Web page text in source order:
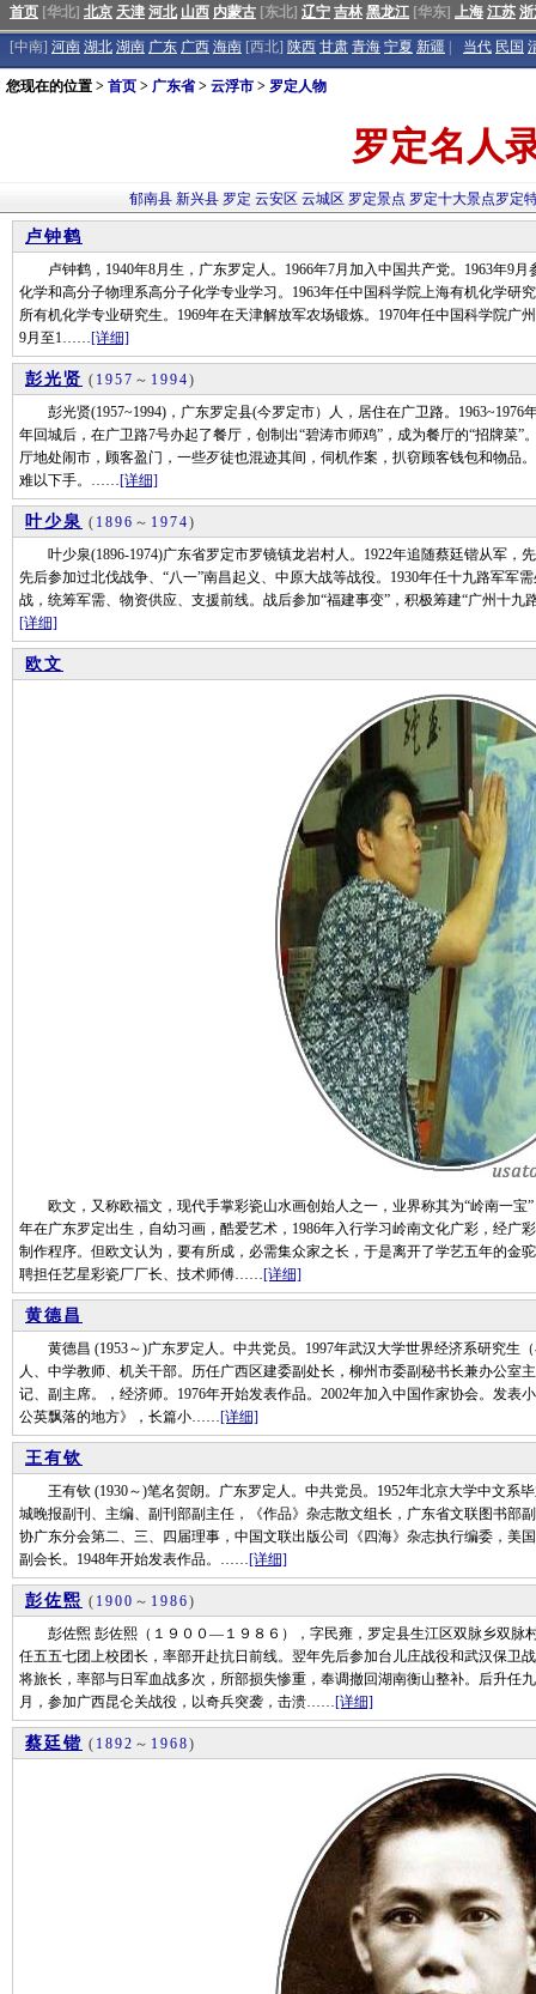
首页 [华北] 北京 天津 河北 山西 内蒙古 [东北] 辽宁 吉林 黑龙江 [华东] 上海 江苏
[中南] 河南 湖北 湖南 广东 广西 海南 [西北] 陕西 甘肃 青海 宁夏 新疆 当代 民国
您现在的位置 > 首页 > 广东省> 云浮市 > 罗定人物
罗定名人
郁南县 新兴县 罗定 云安区 云城区 罗定景点 罗定十大景点罗定
卢钟鹤
卢钟鹤，1940年8月生，广东罗定人。1966年7月加入中国共产党。1963年9月
化学和高分子物理系高分子化学专业学习。1963年任中国科学院上海有机化学研
所有机化学专业研究生。1969年在天津解放军农场锻炼。1970年任中国科学院广
9月至1……[详细]
彭光贤 ( 1957 ～ 1994)
彭光贤(1957~1994)，广东罗定县(今罗定市）人，居住在广卫路。1963~1976
年回城后，在广卫路7号办起了餐厅，创制出“碧涛市师鸡”，成为餐厅的“招牌菜
厅地处闹市，顾客盈门，一些歹徒也混迹其间，伺机作案，扒窃顾客钱包和物品
难以下手。……[详细]
叶少泉 ( 1896 ～ 1974)
叶少泉(1896-1974)广东省罗定市罗镜镇龙岩村人。1922年追随蔡廷锴从军，
先后参加过北伐战争、“八一”南昌起义、中原大战等战役。1930年任十九路军军
战，统筹军需、物资供应、支援前线。战后参加“福建事变”，积极筹建“广州十
[详细]
欧文
欧文，又称欧福文，现代手掌彩瓷山水画创始人之一，业界称其为“岭南一宝”
年在广东罗定出生，自幼习画，酷爱艺术，1986年入行学习岭南文化广彩，经广
制作程序。但欧文认为，要有所成，必需集众家之长，于是离开了学艺五年的金
聘担任艺星彩瓷厂厂长、技术师傅……[详细]
黄德昌
黄德昌 (1953～)广东罗定人。中共党员。1997年武汉大学世界经济系研究生
人、中学教师、机关干部。历任广西区建委副处长，柳州市委副秘书长兼办公室
记、副主席。，经济师。1976年开始发表作品。2002年加入中国作家协会。发表
公英飘落的地方》，长篇小……[详细]
王有钦
王有钦 (1930～)笔名贺朗。广东罗定人。中共党员。1952年北京大学中文系
城晚报副刊、主编、副刊部副主任，《作品》杂志散文组长，广东省文联图书部
协广东分会第二、三、四届理事，中国文联出版公司《四海》杂志执行编委，美
副会长。1948年开始发表作品。……[详细]
彭佐煕 ( 1900 ～ 1986)
彭佐煕 彭佐熙（１９００—１９８６），字民雍，罗定县生江区双脉乡双脉
任五五七团上校团长，率部开赴抗日前线。翌年先后参加台儿庄战役和武汉保卫
将旅长，率部与日军血战多次，所部损失惨重，奉调撤回湖南衡山整补。后升任
月，参加广西昆仑关战役，以奇兵突袭，击溃……[详细]
蔡廷锴 ( 1892 ～ 1968)